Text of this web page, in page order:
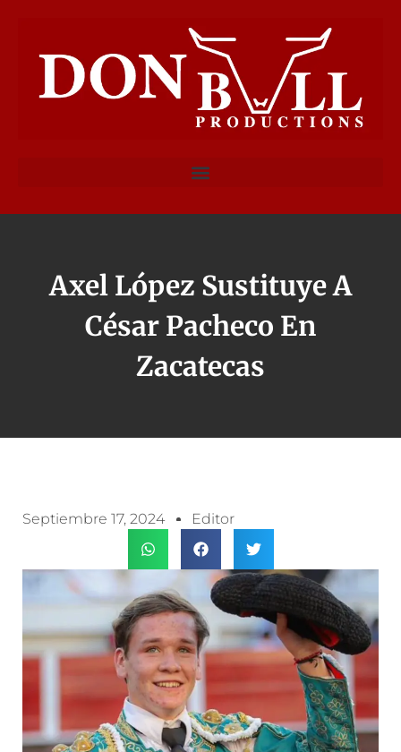
Axel López Sustituye A
César Pacheco En
Zacatecas
Septiembre 17, 2024 Editor